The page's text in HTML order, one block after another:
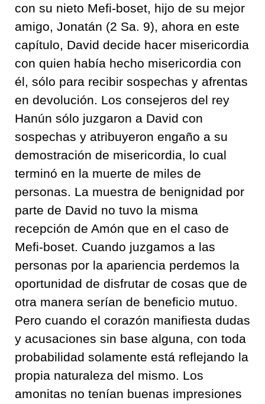
con su nieto Mefi-boset, hijo de su mejor
amigo, Jonatán (2 Sa. 9), ahora en este
capítulo, David decide hacer misericordia
con quien había hecho misericordia con
él, sólo para recibir sospechas y afrentas
en devolución. Los consejeros del rey
Hanún sólo juzgaron a David con
sospechas y atribuyeron engaño a su
demostración de misericordia, lo cual
terminó en la muerte de miles de
personas. La muestra de benignidad por
parte de David no tuvo la misma
recepción de Amón que en el caso de
Mefi-boset. Cuando juzgamos a las
personas por la apariencia perdemos la
oportunidad de disfrutar de cosas que de
otra manera serían de beneficio mutuo.
Pero cuando el corazón manifiesta dudas
y acusaciones sin base alguna, con toda
probabilidad solamente está reflejando la
propia naturaleza del mismo. Los
amonitas no tenían buenas impresiones